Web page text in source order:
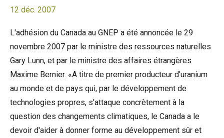
12 déc. 2007
L'adhésion du Canada au GNEP a été annoncée le 29
novembre 2007 par le ministre des ressources naturelles
Gary Lunn, et par le ministre des affaires étrangères
Maxime Bernier. «A titre de premier producteur d'uranium
au monde et de pays qui, par le développement de
technologies propres, s'attaque concrètement à la
question des changements climatiques, le Canada a le
devoir d'aider à donner forme au développement sûr et